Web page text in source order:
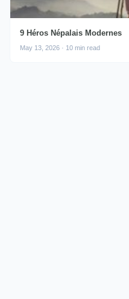
9 Héros Népalais Modernes
May 13, 2026 · 10 min read